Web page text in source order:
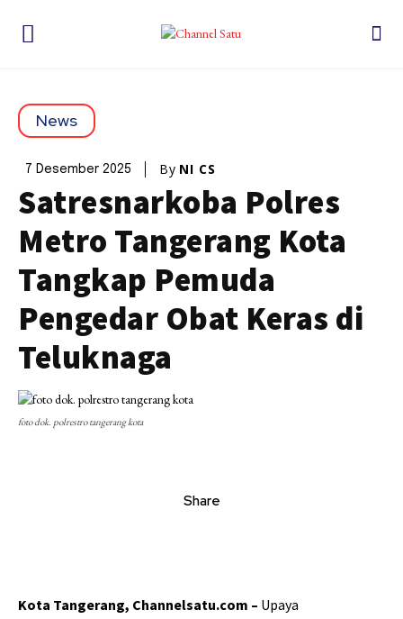
News
7 Desember 2025 By NI CS
Satresnarkoba Polres
Metro Tangerang Kota
Tangkap Pemuda
Pengedar Obat Keras di
Teluknaga
foto dok. polrestro tangerang kota
Share
Kota Tangerang, Channelsatu.com – Upaya